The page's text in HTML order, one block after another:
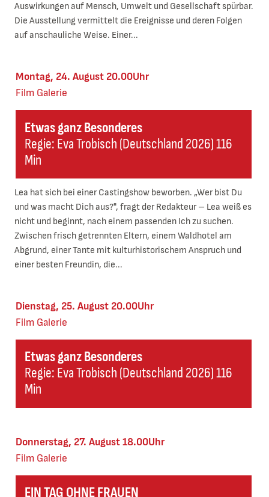
Auswirkungen auf Mensch, Umwelt und Gesellschaft spürbar.
Die Ausstellung vermittelt die Ereignisse und deren Folgen
auf anschauliche Weise. Einer...
Etwas ganz Besonderes
Regie: Eva Trobisch (Deutschland 2026) 116
Min
Montag, 24. August 20.00Uhr
Film Galerie
Lea hat sich bei einer Castingshow beworben. „Wer bist Du
und was macht Dich aus?", fragt der Redakteur – Lea weiß es
nicht und beginnt, nach einem passenden Ich zu suchen.
Zwischen frisch getrennten Eltern, einem Waldhotel am
Abgrund, einer Tante mit kulturhistorischem Anspruch und
einer besten Freundin, die...
Etwas ganz Besonderes
Regie: Eva Trobisch (Deutschland 2026) 116
Min
Dienstag, 25. August 20.00Uhr
Film Galerie
EIN TAG OHNE FRAUEN
Donnerstag, 27. August 18.00Uhr
Film Galerie